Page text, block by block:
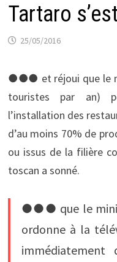
Tartaro
25/05/2016
●●● et réjoui que le
touristes par an)
l’installation des
d’au moins 70% de
ou issus de la filière
toscan a sonné.
●●● que le
ordonne à la
immédiatement